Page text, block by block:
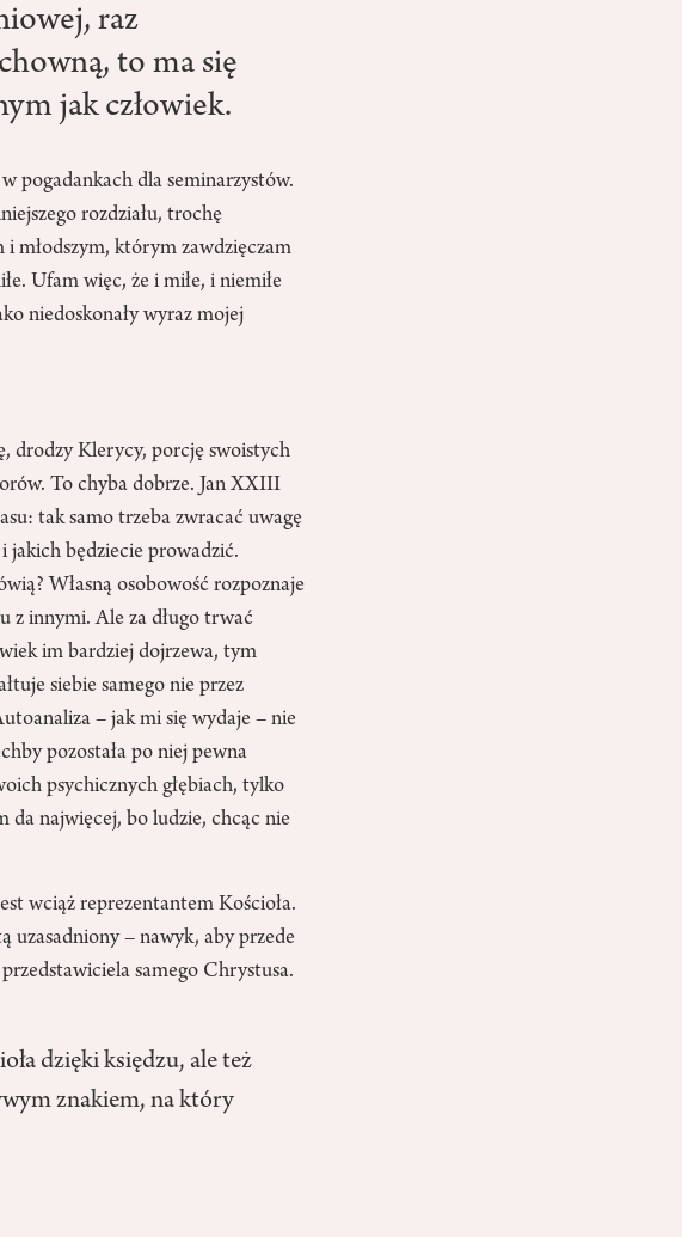
raz
to ma się
jak człowiek.
pogadankach dla seminarzystów.
rozdziału, trochę
młodszym, którym zawdzięczam
Ufam więc, że i miłe, i niemiłe
niedoskonały wyraz mojej
drodzy Klerycy, porcję swoistych
To chyba dobrze. Jan XXIII
tak samo trzeba zwracać uwagę
i jakich będziecie prowadzić.
Własną osobowość rozpoznaje
z innymi. Ale za długo trwać
im bardziej dojrzewa, tym
siebie samego nie przez
– jak mi się wydaje – nie
pozostała po niej pewna
psychicznych głębiach, tylko
da najwięcej, bo ludzie, chcąc nie
wciąż reprezentantem Kościoła.
uzasadniony – nawyk, aby przede
samego Chrystusa.
dzięki księdzu, ale też
znakiem, na który